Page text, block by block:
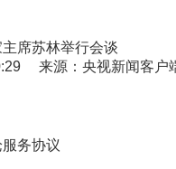
席苏林举行会谈
来源：央视新闻客户
务协议